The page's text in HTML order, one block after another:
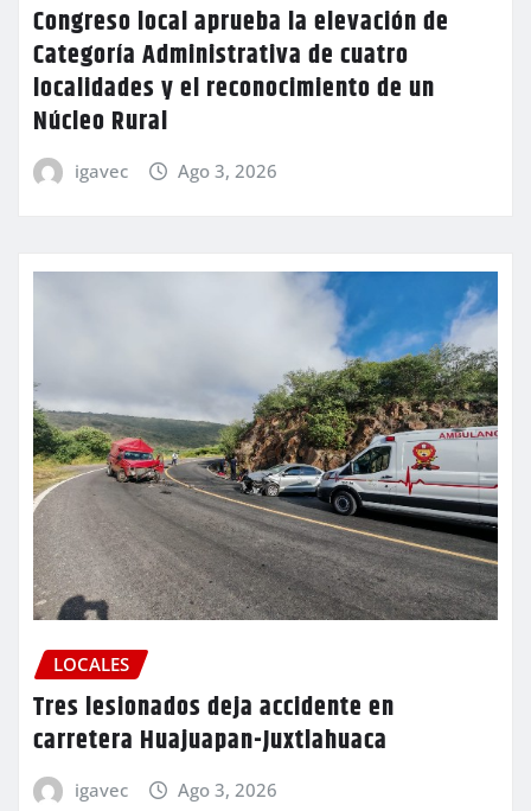
Congreso local aprueba la elevación de
Categoría Administrativa de cuatro
localidades y el reconocimiento de un
Núcleo Rural
igavec Ago 3, 2026
LOCALES
Tres lesionados deja accidente en
carretera Huajuapan-Juxtlahuaca
igavec Ago 3, 2026